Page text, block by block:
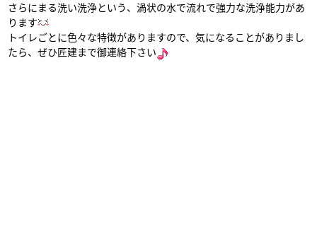
さらにまる洗い洗浄という、渦状の水で流れで強力な洗浄能力があ
ります
トイレごとに色々な特徴がありますので、気になることがありまし
たら、ぜひ匠建まで御連絡下さい